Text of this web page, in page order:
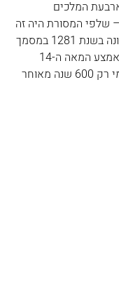
המלכים
שלפי המסורת היה זה
שסייע לסרדים בקרב. הסמל הופיע לראשונה בשנת 1281 במסמך
בהקשר הסרדי, ואומץ כדגל סרדיניה הרשמי רק 600 שנה מאוחר